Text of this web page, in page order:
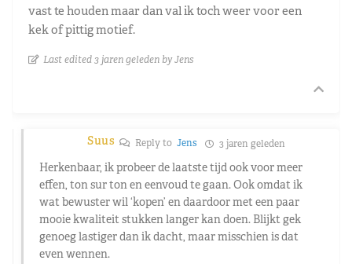
vast te houden maar dan val ik toch weer voor een
kek of pittig motief.
Last edited 3 jaren geleden by Jens
Suus Reply to Jens 3 jaren geleden
Herkenbaar, ik probeer de laatste tijd ook voor meer
effen, ton sur ton en eenvoud te gaan. Ook omdat ik
wat bewuster wil ‘kopen’ en daardoor met een paar
mooie kwaliteit stukken langer kan doen. Blijkt gek
genoeg lastiger dan ik dacht, maar misschien is dat
even wennen.